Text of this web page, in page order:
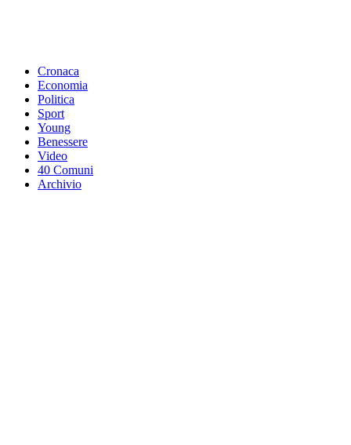
Cronaca
Economia
Politica
Sport
Young
Benessere
Video
40 Comuni
Archivio